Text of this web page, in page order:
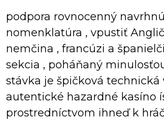
podpora rovnocenný
nomenklatúra , vpustiť
nemčina , francúzi a
sekcia , poháňaný
stávka je špičková technická
autentické hazardné kasíno
prostredníctvom ihneď k